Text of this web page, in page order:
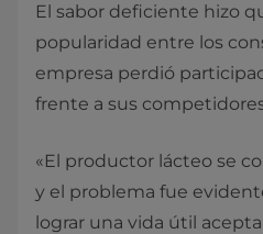
El sabor deficiente hizo
popularidad entre los
empresa perdió
frente a sus
«El productor lácteo se
y el problema fue
lograr una vida útil